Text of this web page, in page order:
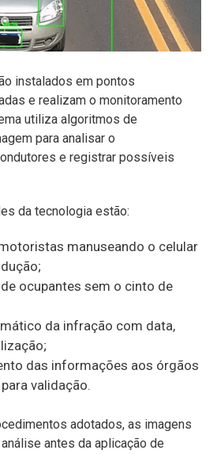
instalados em pontos
e realizam o monitoramento
utiliza algoritmos de
para analisar o
e registrar possíveis
da tecnologia estão:
manuseando o celular
ocupantes sem o cinto de
da infração com data,
das informações aos órgãos
validação.
adotados, as imagens
antes da aplicação de